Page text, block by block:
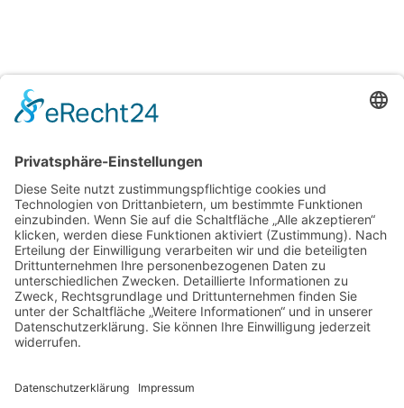
29. August | 20:00 Uhr
Westpfälzer Blächbläserconsort ,,Blech Pur‘‘